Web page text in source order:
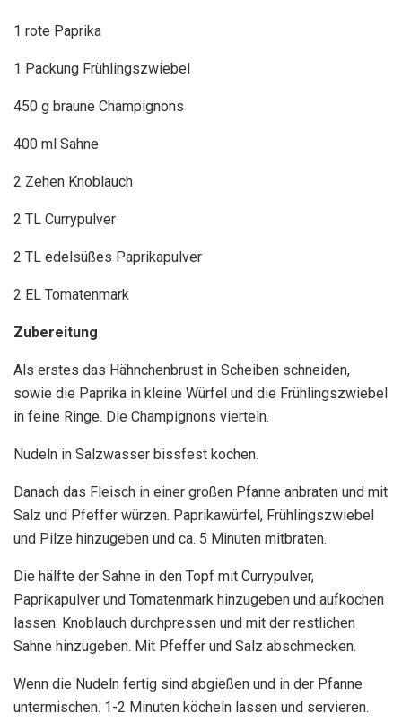
1 rote Paprika
1 Packung Frühlingszwiebel
450 g braune Champignons
400 ml Sahne
2 Zehen Knoblauch
2 TL Currypulver
2 TL edelsüßes Paprikapulver
2 EL Tomatenmark
Zubereitung
Als erstes das Hähnchenbrust in Scheiben schneiden,
sowie die Paprika in kleine Würfel und die Frühlingszwiebel
in feine Ringe. Die Champignons vierteln.
Nudeln in Salzwasser bissfest kochen.
Danach das Fleisch in einer großen Pfanne anbraten und mit
Salz und Pfeffer würzen. Paprikawürfel, Frühlingszwiebel
und Pilze hinzugeben und ca. 5 Minuten mitbraten.
Die hälfte der Sahne in den Topf mit Currypulver,
Paprikapulver und Tomatenmark hinzugeben und aufkochen
lassen. Knoblauch durchpressen und mit der restlichen
Sahne hinzugeben. Mit Pfeffer und Salz abschmecken.
Wenn die Nudeln fertig sind abgießen und in der Pfanne
untermischen. 1-2 Minuten köcheln lassen und servieren.